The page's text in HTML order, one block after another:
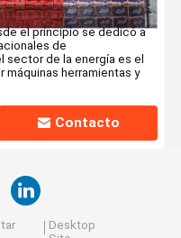
el principio se dedicó a
de
sector de la energía es el
máquinas herramientas y
Contacto
Desktop